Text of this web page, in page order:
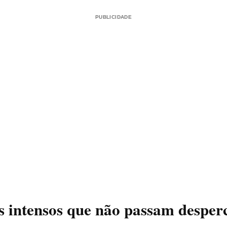
PUBLICIDADE
intensos que não passam